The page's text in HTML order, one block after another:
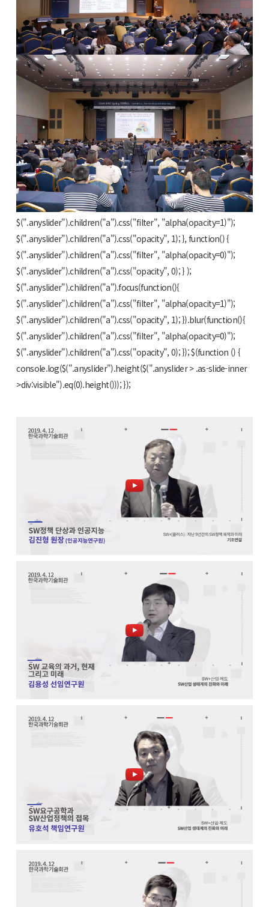
$(".anyslider").anyslider({ animation : "fade", showBullets : false
}); $(".anyslider").hover( function() {
$(".anyslider").children("a").css("filter", "alpha(opacity=1)");
$(".anyslider").children("a").css("opacity", 1); }, function() {
$(".anyslider").children("a").css("filter", "alpha(opacity=0)");
$(".anyslider").children("a").css("opacity", 0); } );
$(".anyslider").children("a").focus(function(){
$(".anyslider").children("a").css("filter", "alpha(opacity=1)");
$(".anyslider").children("a").css("opacity", 1); }).blur(function(){
$(".anyslider").children("a").css("filter", "alpha(opacity=0)");
$(".anyslider").children("a").css("opacity", 0); }); $(function () {
console.log($(".anyslider").height($(".anyslider > .as-slide-inner
>div:visible").eq(0).height())); });